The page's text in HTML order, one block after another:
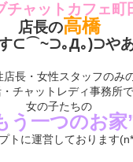
チャットカフェ町
店長の高橋
⊂⌒~⊃｡Д｡)⊃や
店長・女性スタッフのみ
・チャットレディ事務所
女の子たちの
う一つのお家
トに運営しております